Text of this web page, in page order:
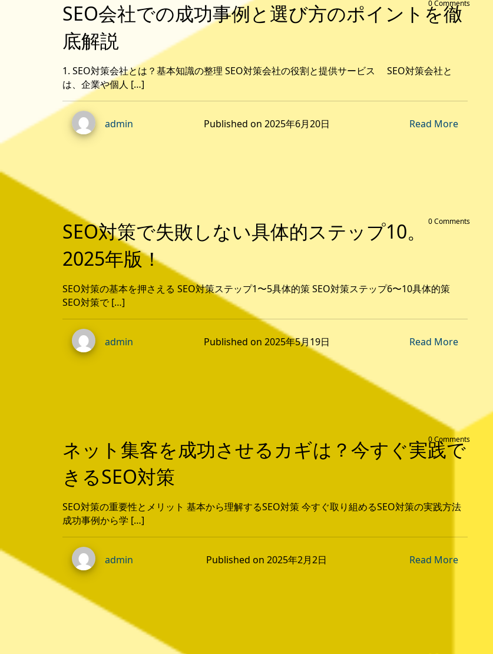
0 Comments
SEO会社での成功事例と選び方のポイントを徹
底解説
1. SEO対策会社とは？基本知識の整理 SEO対策会社の役割と提供サービス SEO対策会社と
は、企業や個人 […]
admin Published on 2025年6月20日 Read More
0 Comments
SEO対策で失敗しない具体的ステップ10。
2025年版！
SEO対策の基本を押さえる SEO対策ステップ1〜5具体的策 SEO対策ステップ6〜10具体的策
SEO対策で […]
admin Published on 2025年5月19日 Read More
0 Comments
ネット集客を成功させるカギは？今すぐ実践で
きるSEO対策
SEO対策の重要性とメリット 基本から理解するSEO対策 今すぐ取り組めるSEO対策の実践方法
成功事例から学 […]
admin Published on 2025年2月2日 Read More